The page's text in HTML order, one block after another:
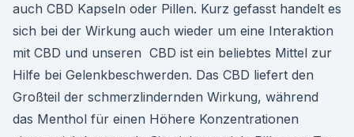
auch CBD Kapseln oder Pillen. Kurz gefasst handelt es
sich bei der Wirkung auch wieder um eine Interaktion
mit CBD und unseren CBD ist ein beliebtes Mittel zur
Hilfe bei Gelenkbeschwerden. Das CBD liefert den
Großteil der schmerzlindernden Wirkung, während
das Menthol für einen Höhere Konzentrationen